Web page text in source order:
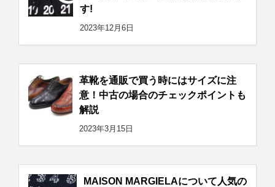
す!
2023年12月6日
革靴を通販で買う時にはサイズに注
意！中古の場合のチェックポイントも
解説
2023年3月15日
MAISON MARGIELAについて人気の